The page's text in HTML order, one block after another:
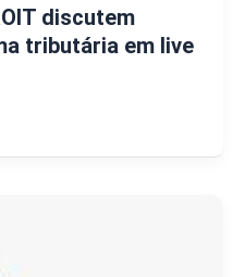
discutem
tributária em live